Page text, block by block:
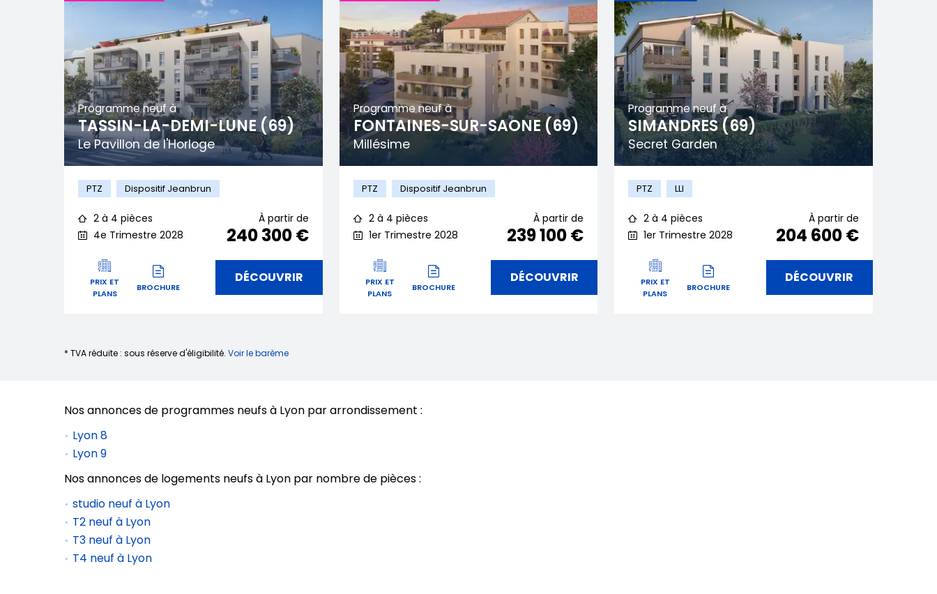
Programme neuf à
TASSIN-LA-DEMI-LUNE (69)
Le Pavillon de l'Horloge
PTZ Dispositif Jeanbrun
2 à 4 pièces
4e Trimestre 2028
À partir de
240 300 €
PRIX ET
PLANS
BROCHURE
DÉCOUVRIR
Programme neuf à
FONTAINES-SUR-SAONE (69)
Millésime
PTZ Dispositif Jeanbrun
2 à 4 pièces
1er Trimestre 2028
À partir de
239 100 €
PRIX ET
PLANS
BROCHURE
DÉCOUVRIR
Programme neuf à
SIMANDRES (69)
Secret Garden
PTZ LLI
2 à 4 pièces
1er Trimestre 2028
À partir de
204 600 €
PRIX ET
PLANS
BROCHURE
DÉCOUVRIR
* TVA réduite : sous réserve d'éligibilité. Voir le barème
Nos annonces de programmes neufs à Lyon par arrondissement :
Lyon 8
Lyon 9
Nos annonces de logements neufs à Lyon par nombre de pièces :
studio neuf à Lyon
T2 neuf à Lyon
T3 neuf à Lyon
T4 neuf à Lyon